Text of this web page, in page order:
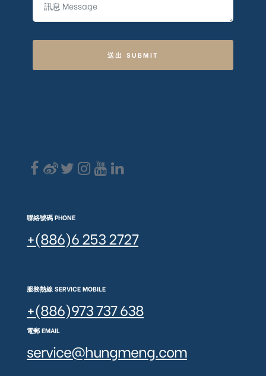
送出 SUBMIT
聯絡號碼 PHONE
+(886)6 253 2727
服務熱線 SERVICE MOBILE
+(886)973 737 638
電郵 EMAIL
service@hungmeng.com